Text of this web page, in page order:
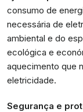
consumo de
necessária de
ambiental e do
ecológica e
aquecimento que
eletricidade.
Segurança e